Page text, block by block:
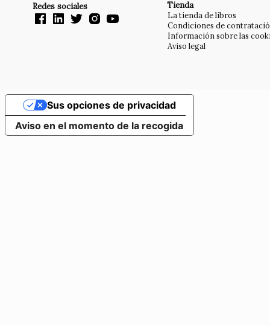
Redes sociales Tienda
La tienda de libros
Condiciones de
Información sobre las
Aviso legal
Aviso en el momento de la recogida
Sus opciones de privacidad